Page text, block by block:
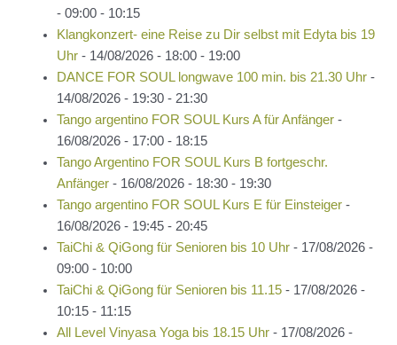
- 09:00 - 10:15
Klangkonzert- eine Reise zu Dir selbst mit Edyta bis 19
Uhr- 14/08/2026 - 18:00 - 19:00
DANCE FOR SOUL longwave 100 min. bis 21.30 Uhr-
14/08/2026 - 19:30 - 21:30
Tango argentino FOR SOUL Kurs A für Anfänger-
16/08/2026 - 17:00 - 18:15
Tango Argentino FOR SOUL Kurs B fortgeschr.
Anfänger- 16/08/2026 - 18:30 - 19:30
Tango argentino FOR SOUL Kurs E für Einsteiger-
16/08/2026 - 19:45 - 20:45
TaiChi & QiGong für Senioren bis 10 Uhr- 17/08/2026 -
09:00 - 10:00
TaiChi & QiGong für Senioren bis 11.15- 17/08/2026 -
10:15 - 11:15
All Level Vinyasa Yoga bis 18.15 Uhr- 17/08/2026 -